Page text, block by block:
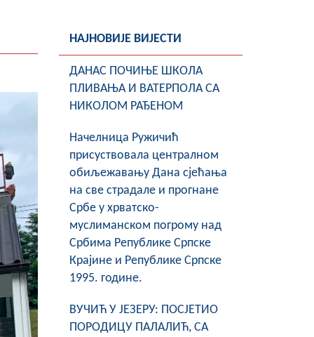
НАЈНОВИЈЕ ВИЈЕСТИ
ДАНАС ПОЧИЊЕ ШКОЛА
ПЛИВАЊА И ВАТЕРПОЛА СА
НИКОЛОМ РАЂЕНОМ
Начелница Ружичић
присуствовала централном
обиљежавању Дана сјећања
на све страдале и прогнане
Србе у хрватско-
муслиманском погрому над
Србима Републике Српске
Крајине и Републике Српске
1995. године.
ВУЧИЋ У ЈЕЗЕРУ: ПОСЈЕТИО
ПОРОДИЦУ ПАЛАЛИЋ, СА